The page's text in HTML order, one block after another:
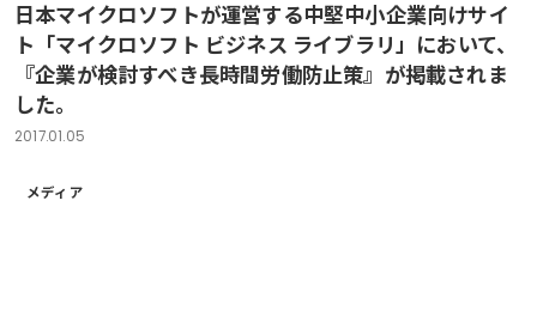
日本マイクロソフトが運営する中堅中小企業向けサイ
ト「マイクロソフト ビジネス ライブラリ」において、
『企業が検討すべき長時間労働防止策』が掲載されま
した。
2017.01.05
メディア